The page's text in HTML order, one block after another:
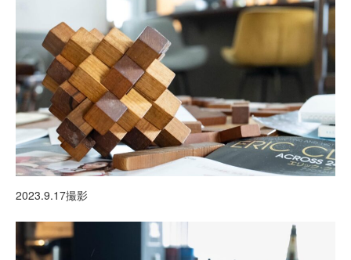
2023.9.17撮影